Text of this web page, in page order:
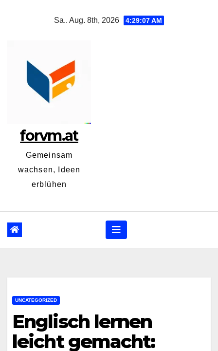
Sa.. Aug. 8th, 2026 4:29:08 AM
forvm.at
Gemeinsam
wachsen, Ideen
erblühen
UNCATEGORIZED
Englisch lernen
leicht gemacht: